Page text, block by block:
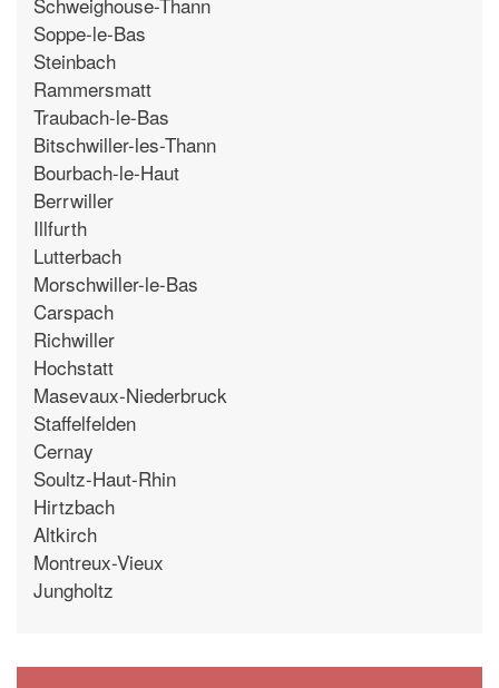
Soppe-le-Bas
Steinbach
Rammersmatt
Traubach-le-Bas
Bitschwiller-les-Thann
Bourbach-le-Haut
Berrwiller
Illfurth
Lutterbach
Morschwiller-le-Bas
Carspach
Richwiller
Hochstatt
Masevaux-Niederbruck
Staffelfelden
Cernay
Soultz-Haut-Rhin
Hirtzbach
Altkirch
Montreux-Vieux
Jungholtz